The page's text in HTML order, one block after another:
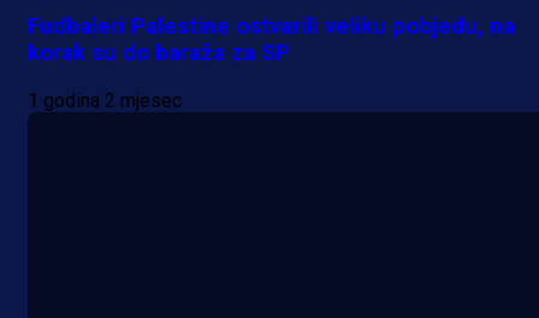
Fudbaleri Palestine ostvarili veliku pobjedu, na
korak su do baraža za SP
1 godina 2 mjesec